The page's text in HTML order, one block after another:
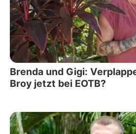
Brenda und Gigi:
Broy jetzt bei EOTB?